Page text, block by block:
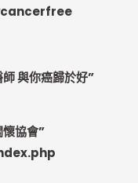
與你癌歸於好”
協會”